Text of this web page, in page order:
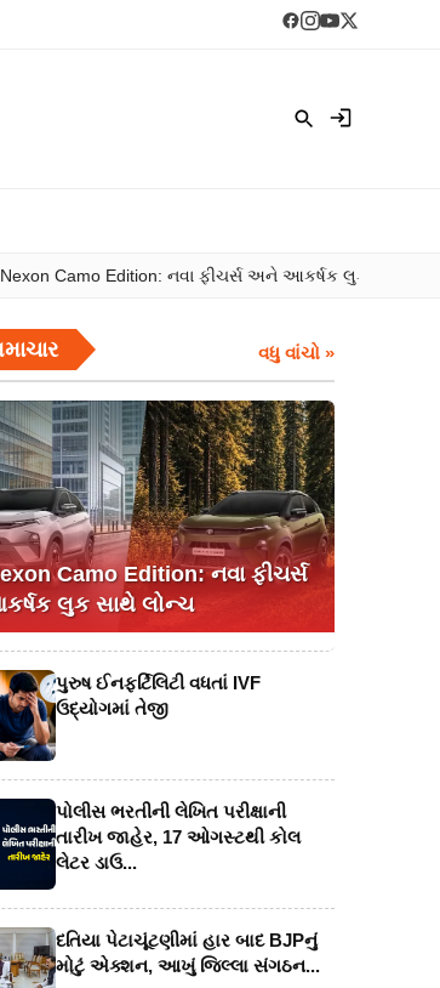
Edition: નવા ફીચર્સ અને આકર્ષક લુક સાથે લોન્ચ
વધુ વાંચો »
Camo Edition: નવા ફીચર્સ
લુક સાથે લોન્ચ
પુરુષ ઈનફર્ટિલિટી વધતાં IVF
ઉદ્યોગમાં તેજી
પોલીસ ભરતીની લેખિત પરીક્ષાની
તારીખ જાહેર, 17 ઓગસ્ટથી કોલ
લેટર ડાઉ...
દતિયા પેટાચૂંટણીમાં હાર બાદ BJPનું
મોટું એક્શન, આખું જિલ્લા સંગઠન...